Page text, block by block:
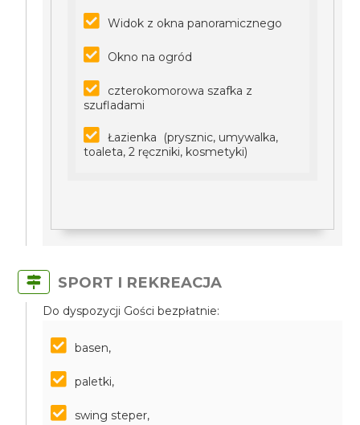
Widok z okna panoramicznego
Okno na ogród
czterokomorowa szafka z
szufladami
Łazienka (prysznic, umywalka,
toaleta, 2 ręczniki, kosmetyki)
SPORT I REKREACJA
Do dyspozycji Gości bezpłatnie:
basen,
paletki,
swing steper,